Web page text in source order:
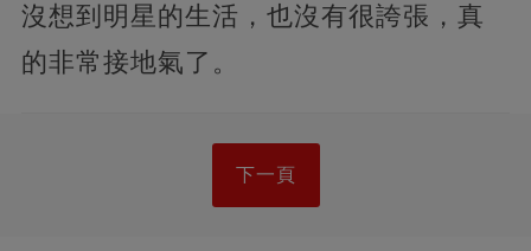
沒想到明星的生活，也沒有很誇張，真
的非常接地氣了。
下一頁